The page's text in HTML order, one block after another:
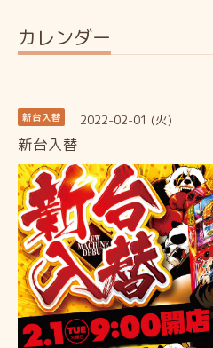
カレンダー
新台入替 2022-02-01 (火)
新台入替